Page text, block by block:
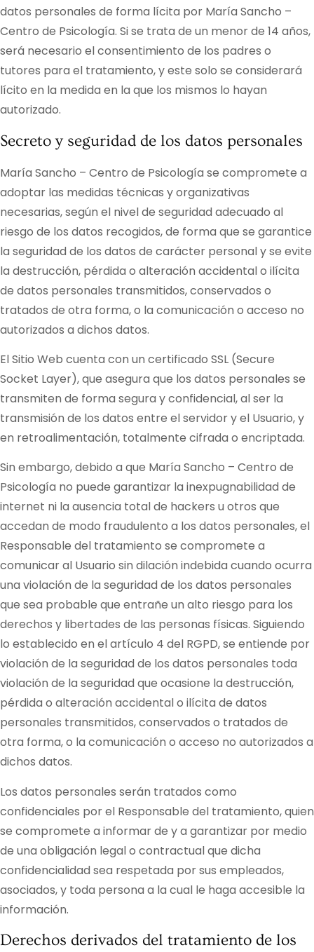
datos personales de forma lícita por María Sancho –
Centro de Psicología. Si se trata de un menor de 14 años,
será necesario el consentimiento de los padres o
tutores para el tratamiento, y este solo se considerará
lícito en la medida en la que los mismos lo hayan
autorizado.
Secreto y seguridad de los datos personales
María Sancho – Centro de Psicología se compromete a
adoptar las medidas técnicas y organizativas
necesarias, según el nivel de seguridad adecuado al
riesgo de los datos recogidos, de forma que se garantice
la seguridad de los datos de carácter personal y se evite
la destrucción, pérdida o alteración accidental o ilícita
de datos personales transmitidos, conservados o
tratados de otra forma, o la comunicación o acceso no
autorizados a dichos datos.
El Sitio Web cuenta con un certificado SSL (Secure
Socket Layer), que asegura que los datos personales se
transmiten de forma segura y confidencial, al ser la
transmisión de los datos entre el servidor y el Usuario, y
en retroalimentación, totalmente cifrada o encriptada.
Sin embargo, debido a que María Sancho – Centro de
Psicología no puede garantizar la inexpugnabilidad de
internet ni la ausencia total de hackers u otros que
accedan de modo fraudulento a los datos personales, el
Responsable del tratamiento se compromete a
comunicar al Usuario sin dilación indebida cuando ocurra
una violación de la seguridad de los datos personales
que sea probable que entrañe un alto riesgo para los
derechos y libertades de las personas físicas. Siguiendo
lo establecido en el artículo 4 del RGPD, se entiende por
violación de la seguridad de los datos personales toda
violación de la seguridad que ocasione la destrucción,
pérdida o alteración accidental o ilícita de datos
personales transmitidos, conservados o tratados de
otra forma, o la comunicación o acceso no autorizados a
dichos datos.
Los datos personales serán tratados como
confidenciales por el Responsable del tratamiento, quien
se compromete a informar de y a garantizar por medio
de una obligación legal o contractual que dicha
confidencialidad sea respetada por sus empleados,
asociados, y toda persona a la cual le haga accesible la
información.
Derechos derivados del tratamiento de los